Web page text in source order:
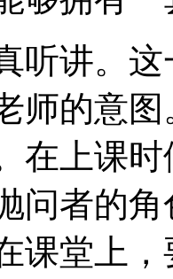
听讲。
师的意
在上课
问者的
课堂上